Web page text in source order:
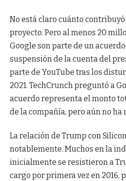
No está claro cuánto
proyecto. Pero al menos 20
Google son parte de un
suspensión de la cuenta del
parte de YouTube tras los
2021. TechCrunch preguntó a
acuerdo representa el monto
de la compañía, pero aún no
La relación de Trump con
notablemente. Muchos en la
inicialmente se resistieron a
cargo por primera vez en 2016,